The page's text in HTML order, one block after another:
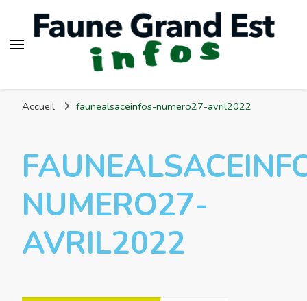
Accueil faunealsaceinfos-numero27-avril2022
NUMERO27-
AVRIL2022